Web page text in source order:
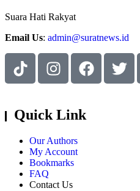
Suara Hati Rakyat
Email Us: admin@suratnews.id
Quick Link
Our Authors
My Account
Bookmarks
FAQ
Contact Us